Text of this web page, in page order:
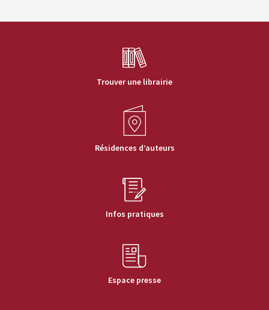
Trouver une librairie
Résidences d’auteurs
Infos pratiques
Espace presse